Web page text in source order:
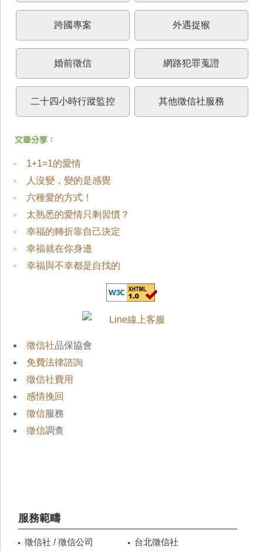
跨國專案 外遇捉猴
婚前徵信 網路犯罪蒐證
二十四小時行蹤監控 其他徵信社服務
1+1=1的愛情
人沒變，變的是感覺
六種愛的方式！
太熟悉的愛情只剩習慣？
幸福的轉折靠自己決定
幸福就在你身邊
幸福與不幸都是自找的
徵信社品保協會
免費法律諮詢
徵信社費用
感情挽回
徵信服務
徵信調查
服務範疇
徵信社 / 徵信公司
台北徵信社